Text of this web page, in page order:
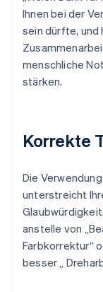
Ihnen bei der
sein dürfte,
menschliche
stärken.
Korrekte
Die
unterstreicht
anstelle von
Farbkorrektur“
besser „